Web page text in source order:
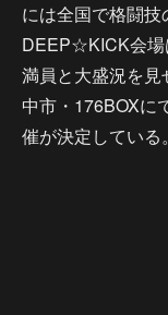
には全国で格闘技
DEEP☆KICK会場
満員と大盛況を
中市・176BOX
催が決定している